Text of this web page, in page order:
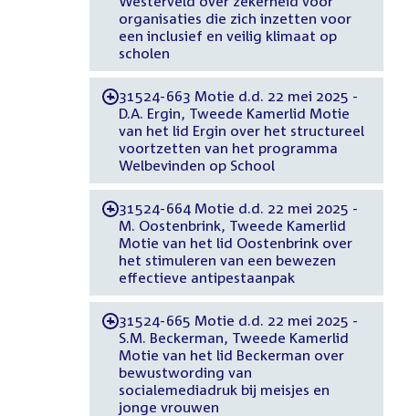
organisaties die zich inzetten voor
een inclusief en veilig klimaat op
scholen
-31524-663 Motie d.d. 22 mei 2025 -
D.A. Ergin, Tweede Kamerlid Motie
van het lid Ergin over het structureel
voortzetten van het programma
Welbevinden op School
-31524-664 Motie d.d. 22 mei 2025 -
M. Oostenbrink, Tweede Kamerlid
Motie van het lid Oostenbrink over
het stimuleren van een bewezen
effectieve antipestaanpak
-31524-665 Motie d.d. 22 mei 2025 -
S.M. Beckerman, Tweede Kamerlid
Motie van het lid Beckerman over
bewustwording van
socialemediadruk bij meisjes en
jonge vrouwen